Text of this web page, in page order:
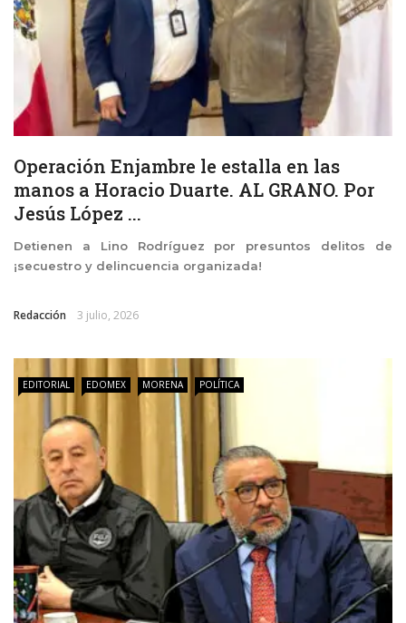
Operación Enjambre le estalla en las
manos a Horacio Duarte. AL GRANO. Por
Jesús López ...
Detienen a Lino Rodríguez por presuntos delitos de
¡secuestro y delincuencia organizada!
Redacción 3 julio, 2026
EDITORIAL EDOMEX MORENA POLÍTICA